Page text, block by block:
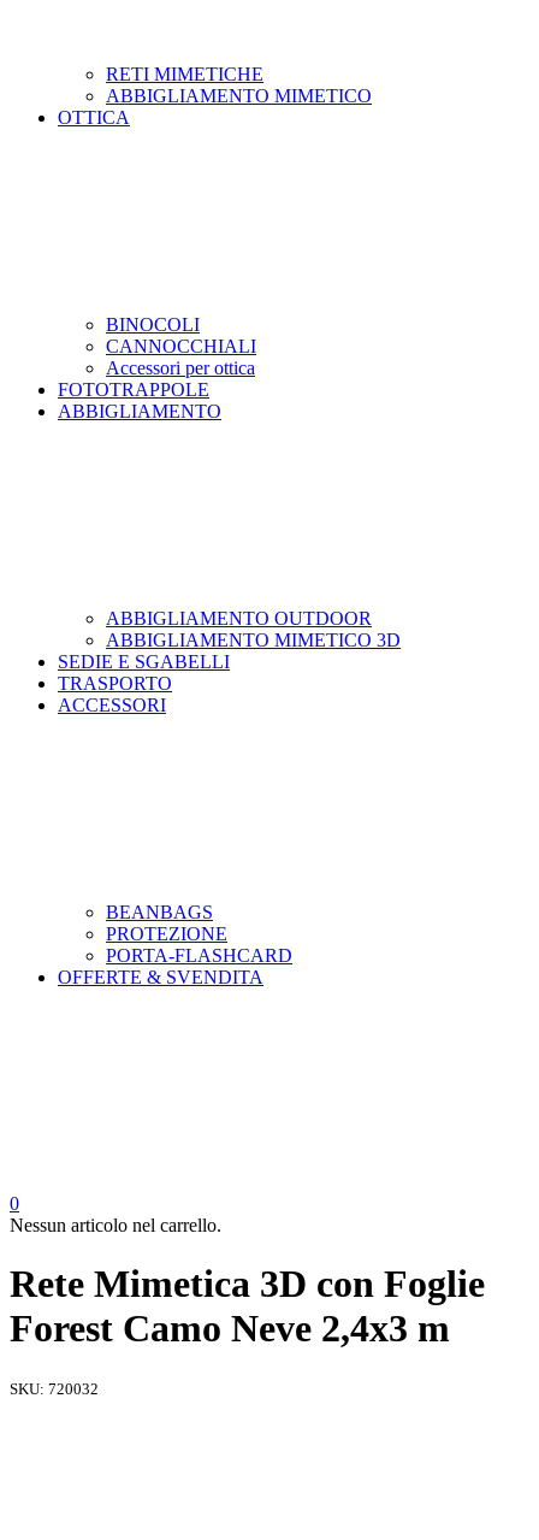
RETI MIMETICHE
ABBIGLIAMENTO MIMETICO
OTTICA
BINOCOLI
CANNOCCHIALI
Accessori per ottica
FOTOTRAPPOLE
ABBIGLIAMENTO
ABBIGLIAMENTO OUTDOOR
ABBIGLIAMENTO MIMETICO 3D
SEDIE E SGABELLI
TRASPORTO
ACCESSORI
BEANBAGS
PROTEZIONE
PORTA-FLASHCARD
OFFERTE & SVENDITA
0
Nessun articolo nel carrello.
Rete Mimetica 3D con Foglie
Forest Camo Neve 2,4x3 m
SKU: 720032